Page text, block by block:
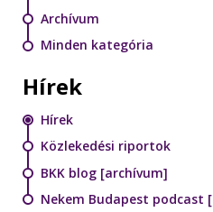
Archívum
Minden kategória
Hírek
Hírek
Közlekedési riportok
BKK blog [archívum]
Nekem Budapest podcast